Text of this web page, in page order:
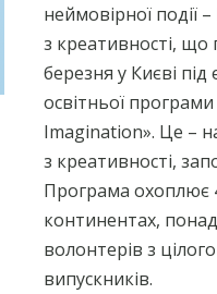
неймовірної події –
з креативності,
березня у Києві
освітньої
Imagination». Це –
з креативності,
Програма охоплює
континентах,
волонтерів з
випускників.